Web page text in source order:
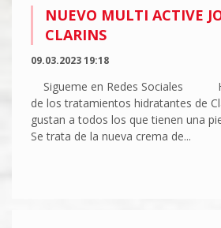
NUEVO MULTI ACTIVE
CLARINS
09.03.2023 19:18
Sigueme en Redes Sociales
de los tratamientos hidratantes de
gustan a todos los que tienen una
Se trata de la nueva crema de...